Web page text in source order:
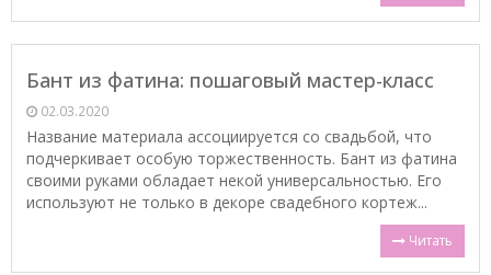
Бант из фатина: пошаговый мастер-класс
02.03.2020
Название материала ассоциируется со свадьбой, что
подчеркивает особую торжественность. Бант из фатина
своими руками обладает некой универсальностью. Его
используют не только в декоре свадебного кортеж...
Читать